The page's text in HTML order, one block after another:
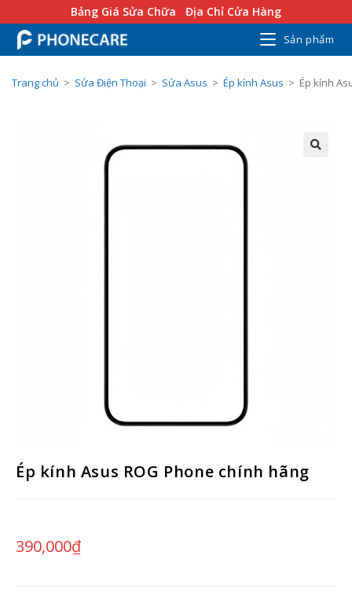
Bảng Giá Sửa Chữa Địa Chỉ Cửa Hàng
Sản phẩm
Trang chủ > Sửa Điện Thoại > Sửa Asus > Ép kính Asus > Ép kính
Ép kính Asus ROG Phone chính hãng
390,000₫